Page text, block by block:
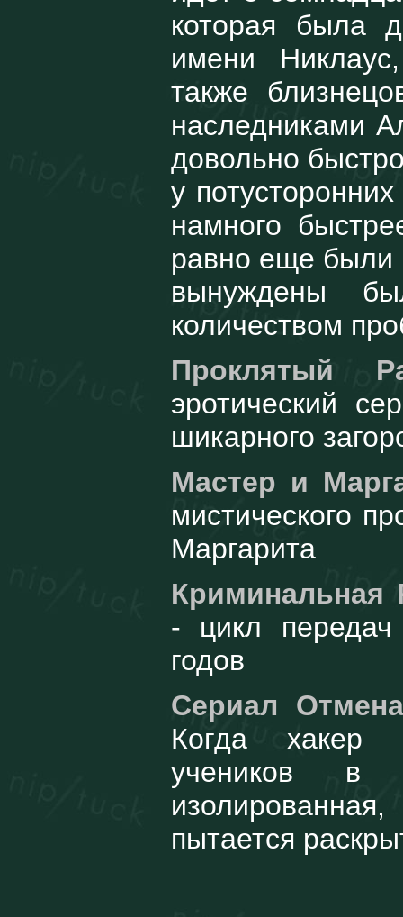
которая была
имени
также
наследниками
довольно
у
намного
равно еще были
вынуждены
количеством
Проклятый
эротический
шикарного
Мастер и
мистического
Маргарита
Криминальная
- цикл
годов
Сериал
Когда хакер
учеников в
пытается